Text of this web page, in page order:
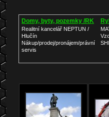
Domy, byty, pozemky /RK
Realitní kancelář NEPTUN /
Hlučín
Nákup/prodej/pronájem/právní
servis